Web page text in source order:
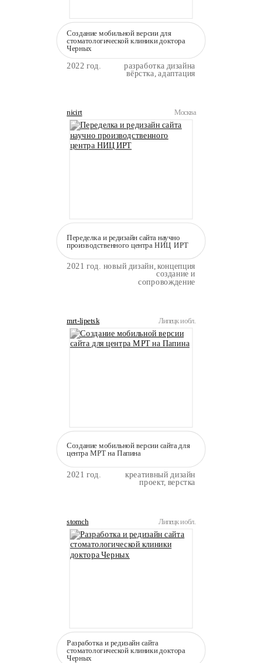
Создание мобильной версии для
стоматологической клиники доктора
Черных
2022 год. разработка дизайна
вёрстка, адаптация
nicirt Москва
Переделка и редизайн сайта научно
производственного центра НИЦ ИРТ
2021 год. новый дизайн, концепция
создание и
сопровождение
mrt-lipetsk Липецк и обл.
Создание мобильной версии сайта для
центра МРТ на Папина
2021 год. креативный дизайн
проект, верстка
stomch Липецк и обл.
Разработка и редизайн сайта
стоматологической клиники доктора
Черных